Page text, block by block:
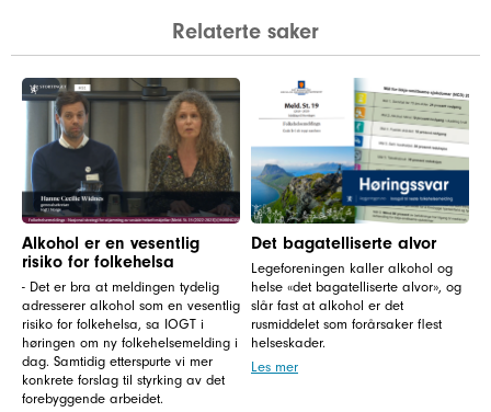
Relaterte saker
Alkohol er en vesentlig
risiko for folkehelsa
- Det er bra at meldingen tydelig
adresserer alkohol som en vesentlig
risiko for folkehelsa, sa IOGT i
høringen om ny folkehelsemelding i
dag. Samtidig etterspurte vi mer
konkrete forslag til styrking av det
forebyggende arbeidet.
Det bagatelliserte alvor
Legeforeningen kaller alkohol og
helse «det bagatelliserte alvor», og
slår fast at alkohol er det
rusmiddelet som forårsaker flest
helseskader.
Les mer